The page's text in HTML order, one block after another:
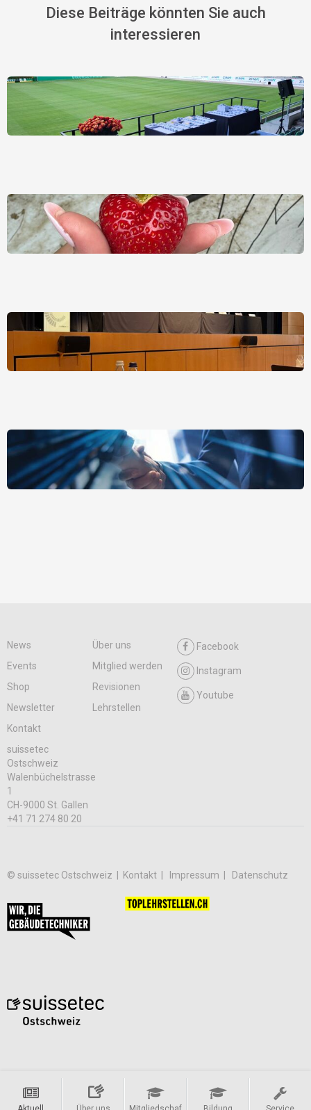
Diese Beiträge könnten Sie auch
interessieren
News
Über uns
Events
Mitglied werden
Shop
Revisionen
Newsletter
Lehrstellen
Kontakt
Facebook
Instagram
Youtube
suissetec
Ostschweiz
Walenbüchelstrasse
1
CH-9000 St. Gallen
+41 71 274 80 20
© suissetec Ostschweiz | Kontakt Impressum Datenschutz